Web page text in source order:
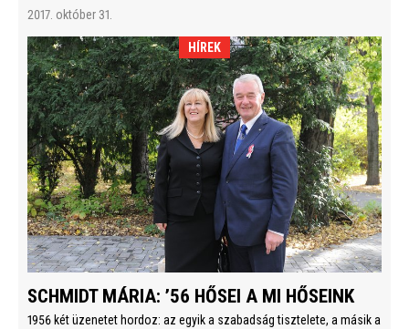
2017. október 31.
HÍREK
SCHMIDT MÁRIA: ’56 HŐSEI A MI HŐSEINK
1956 két üzenetet hordoz: az egyik a szabadság tisztelete, a másik a